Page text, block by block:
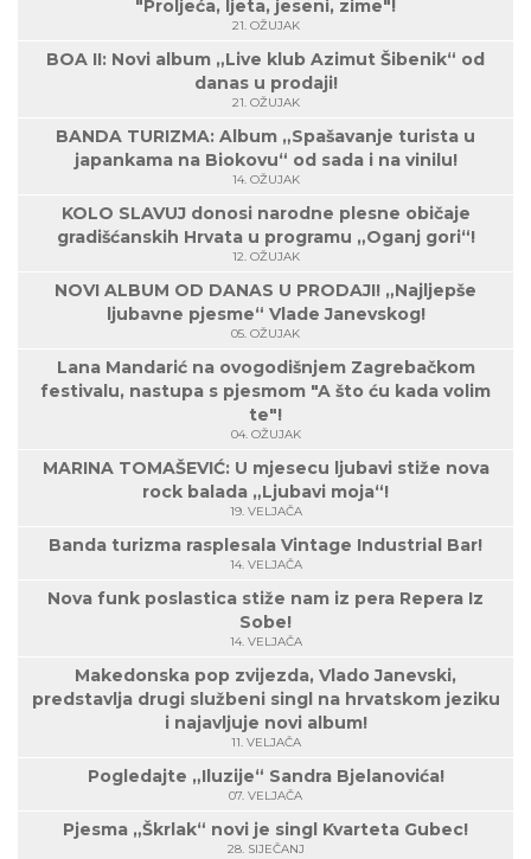
"Proljeća, ljeta, jeseni, zime"!
21. OŽUJAK
BOA II: Novi album „Live klub Azimut Šibenik“ od
danas u prodaji!
21. OŽUJAK
BANDA TURIZMA: Album „Spašavanje turista u
japankama na Biokovu“ od sada i na vinilu!
14. OŽUJAK
KOLO SLAVUJ donosi narodne plesne običaje
gradišćanskih Hrvata u programu „Oganj gori“!
12. OŽUJAK
NOVI ALBUM OD DANAS U PRODAJI! „Najljepše
ljubavne pjesme“ Vlade Janevskog!
05. OŽUJAK
Lana Mandarić na ovogodišnjem Zagrebačkom
festivalu, nastupa s pjesmom "A što ću kada volim
te"!
04. OŽUJAK
MARINA TOMAŠEVIĆ: U mjesecu ljubavi stiže nova
rock balada „Ljubavi moja“!
19. VELJAČA
Banda turizma rasplesala Vintage Industrial Bar!
14. VELJAČA
Nova funk poslastica stiže nam iz pera Repera Iz
Sobe!
14. VELJAČA
Makedonska pop zvijezda, Vlado Janevski,
predstavlja drugi službeni singl na hrvatskom jeziku
i najavljuje novi album!
11. VELJAČA
Pogledajte „Iluzije“ Sandra Bjelanovića!
07. VELJAČA
Pjesma „Škrlak“ novi je singl Kvarteta Gubec!
28. SIJEČANJ